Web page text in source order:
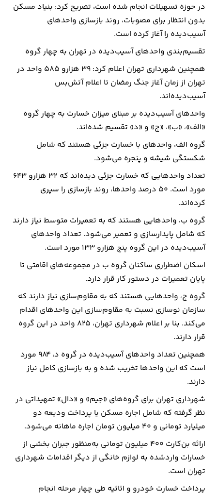
در حوزه تسهیلات انجام شده است، تصریح کرد: بنیاد مسکن
بدون انتظار برای مصوبات، روند بازسازی واحدهای
آسیب‌دیده را آغاز کرده است.
تقسیم‌بندی واحدهای آسیب‌دیده در تهران به چهار گروه
همچنین شهرداری تهران اعلام کرد: ۳۹ هزار‌و ۵۸۵ واحد در
تهران از زمان آغاز جنگ رمضان تا اعلام آتش‌بس
آسیب‌دیده‌اند.
واحدهای آسیب‌دیده بر مبنای میزان خسارت به چهار گروه
«الف»، «ب»، «ج» و «د» تقسیم شده‌اند.
گروه الف، واحدهای با خسارت جزئی هستند که شامل
شکستگی شیشه و پنجره می‌شود.
تعداد واحدهایی که خسارت جزئی دیده‌اند که ۳۲ هزار‌و ۶۴۳
مورد است. ۵۰ درصد واحدها، روند بازسازی را سپری
کرده‌اند.
گروه ب، واحدهایی هستند که به تعمیرات متوسط نیاز دارند
که شامل پایدارسازی و تعمیر می‌شود. تعداد واحدهای
آسیب‌دیده در این گروه پنج هزارو ۱۳۳ مورد است.
اسکان اضطراری ساکنان گروه ب در مجموعه‌های اقامتی تا
پایان تعمیرات در دستور کار قرار دارد.
گروه ج، واحدهایی هستند که به مقاوم‌سازی نیاز دارند که
سازمان نوسازی نسبت به مقاوم‌سازی این واحدهای اقدام
می‌کند. بنا بر اعلام شهرداری تهران، ۸۲۵ واحد در این گروه
قرار دارند.
همچنین تعداد واحدهای آسیب‌دیده در گروه ‌د‌، ۹۸۴ مورد
است که این واحدها تخریب شده و به بازسازی کامل نیاز
دارند.
شهرداری تهران برای گروه‌های «جیم» و «دال» تمهیداتی در
نظر گرفته که شامل اجاره مسکن یا پرداخت ودیعه دو
میلیارد تومانی و ۴۰ میلیون تومان اجاره ماهانه می‌شود.
ارائه بن‌کارت ۴۰۰ میلیون تومانی به‌منظور جبران بخشی از
خسارات واردشده به لوازم خانگی از دیگر اقدامات شهرداری
تهران است.
پرداخت خسارت خودرو و اثاثیه طی چهار مرحله انجام